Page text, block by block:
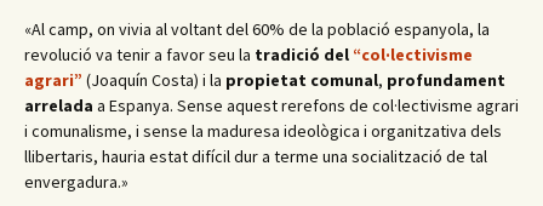
«Al camp, on vivia al voltant del 60% de la població espanyola, la
revolució va tenir a favor seu la tradició del “col·lectivisme
agrari” (Joaquín Costa) i la propietat comunal, profundament
arrelada a Espanya. Sense aquest rerefons de col·lectivisme agrari
i comunalisme, i sense la maduresa ideològica i organitzativa dels
llibertaris, hauria estat difícil dur a terme una socialització de tal
envergadura.»